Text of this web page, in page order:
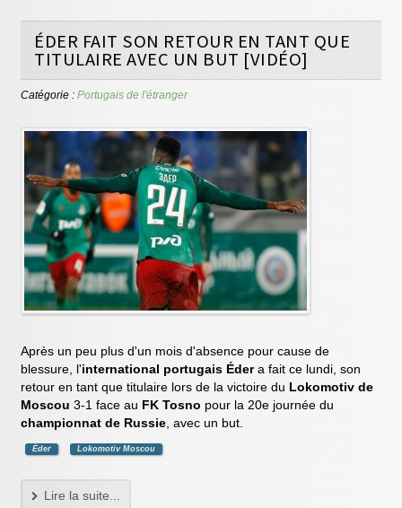
ÉDER FAIT SON RETOUR EN TANT QUE
TITULAIRE AVEC UN BUT [VIDÉO]
Catégorie :Portugais de l'étranger
Après un peu plus d'un mois d'absence pour cause de
blessure, l'international portugais Édera fait ce lundi, son
retour en tant que titulaire lors de la victoire du Lokomotiv de
Moscou 3-1 face au FK Tosno pour la 20e journée du
championnat de Russie, avec un but.
Éder Lokomotiv Moscou
Lire la suite...